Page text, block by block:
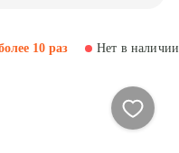
10 раз Нет в наличии